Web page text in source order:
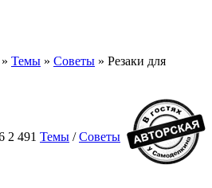
» Темы » Советы » Резаки для
2 491 Темы /Советы